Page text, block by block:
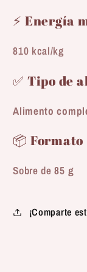
⚡ Energía
810 kcal/kg
✅ Tipo de
Alimento
📦 Formato
Sobre de85 g
¡Comparte